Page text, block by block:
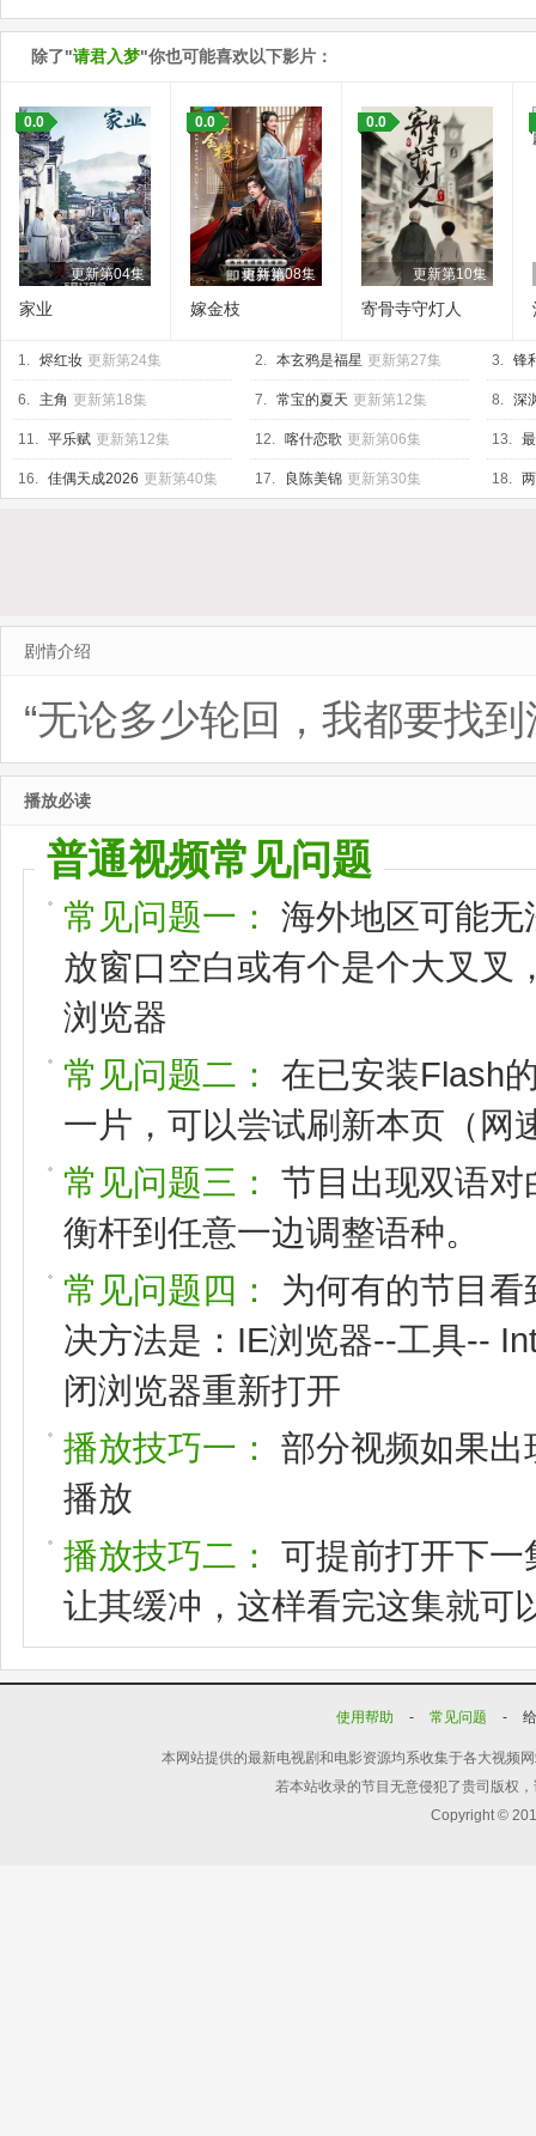
除了"请君入梦"你也可能喜欢以下影片：
更新第04集
0.0
家业
更新第08集
0.0
嫁金枝
更新第10集
0.0
寄骨寺守灯人
1. 烬红妆 更新第24集 2. 本玄鸦是福星 更新第27集 3. 锋
6. 主角 更新第18集 7. 常宝的夏天 更新第12集 8. 深
11. 平乐赋 更新第12集 12. 喀什恋歌 更新第06集 13.
16. 佳偶天成2026 更新第40集 17. 良陈美锦 更新第30集 18.
剧情介绍
“无论多少轮回，我都要找
播放必读
普通视频常见问题
常见问题一：
海外地区可能
放窗口空白或有个是个大叉叉
浏览器
常见问题二：
在已安装Flash
一片，可以尝试刷新本页（网
常见问题三：
节目出现双语
衡杆到任意一边调整语种。
常见问题四：
为何有的节目
决方法是：IE浏览器--工具--
闭浏览器重新打开
播放技巧一：
部分视频如果
播放
播放技巧二：
可提前打开下
让其缓冲，这样看完这集就可
使用帮助 - 常见问题 -
本网站提供的最新电视剧和电影资源均系收集于各大视频
若本站收录的节目无意侵犯了贵司版权
Copyright ©